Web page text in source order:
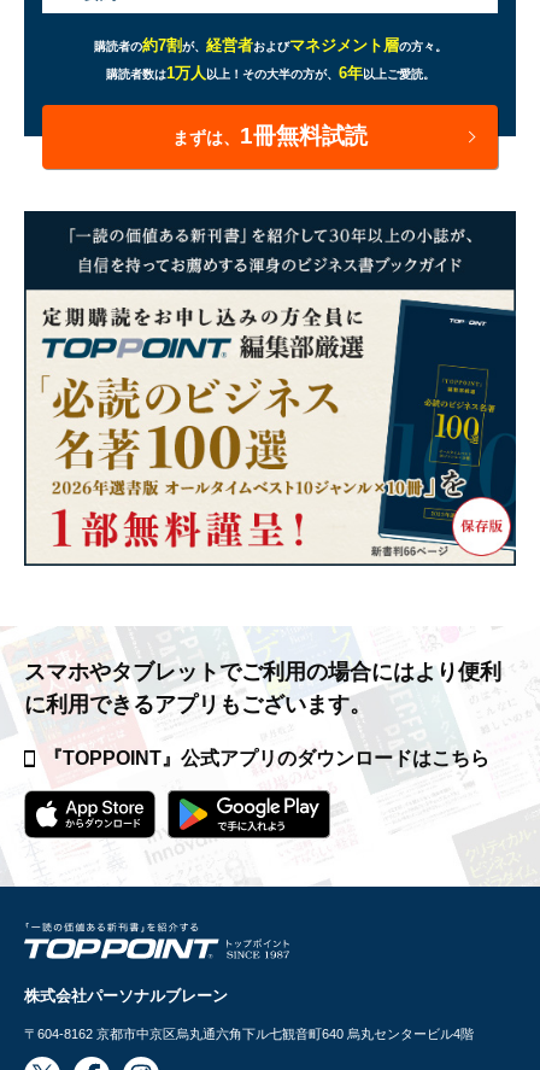
購読者の約7割が、 経営者およびマネジメント層の方々。
購読者数は1万人 以上！ その大半の方が、 6年以上ご愛読。
まずは、 1冊無料試読
スマホやタブレットでご利用の場合にはより便利
に利用できるアプリもございます。
『TOPPOINT』公式アプリのダウンロードはこちら
株式会社パーソナルブレーン
〒604-8162 京都市中京区烏丸通六角下ル七観音町640 烏丸センタービル4階